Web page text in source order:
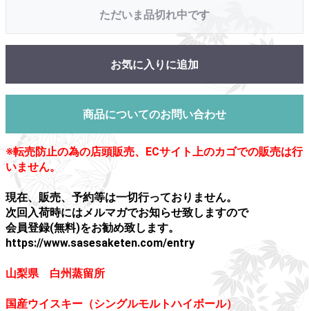
ただいま品切れ中です
お気に入りに追加
商品についてのお問い合わせ
※転売防止の為の店頭販売、ECサイト上のカゴでの販売は行
いません。
現在、販売、予約等は一切行っておりません。
次回入荷時にはメルマガでお知らせ致しますので
会員登録(無料)をお勧め致します。
https://www.sasesaketen.com/entry
山梨県 白州蒸留所
国産ウイスキー（シングルモルトハイボール）